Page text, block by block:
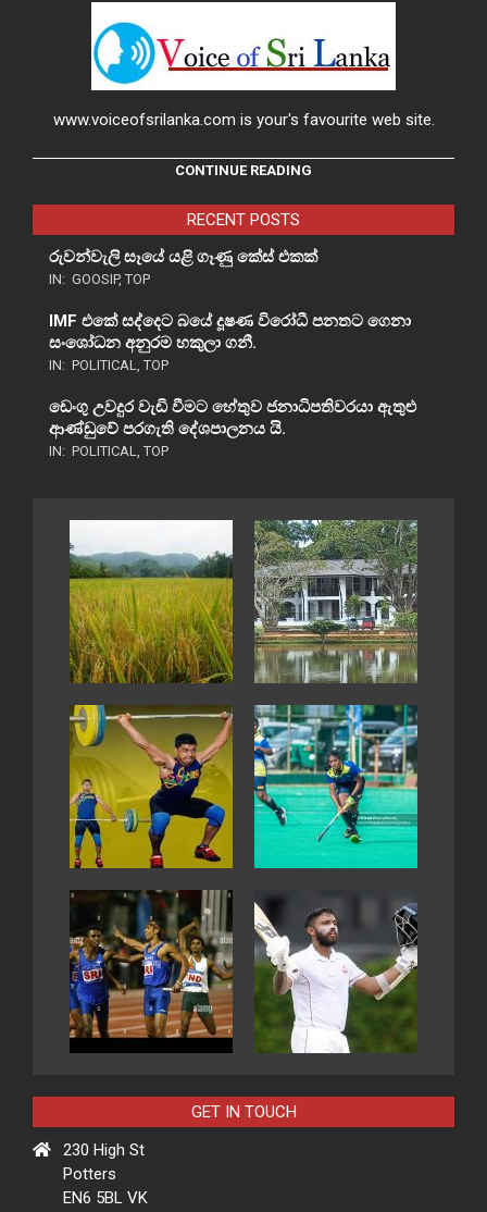
www.voiceofsrilanka.com is your's favourite web site.
CONTINUE READING
RECENT POSTS
රුවන්වැලි සෑයේ යළි ගෑණු කේස් එකක්
IN: GOOSIP, TOP
IMF එකේ සද්දෙට බයේ දූෂණ විරෝධී පනතට ගෙනා
සංශෝධන අනුරම හකුලා ගනී.
IN: POLITICAL, TOP
ඩෙංගු උවදුර වැඩි වීමට හේතුව ජනාධිපතිවරයා ඇතුළු
ආණ්ඩුවේ පරගැති දේශපාලනය යි.
IN: POLITICAL, TOP
GET IN TOUCH
230 High St
Potters
EN6 5BL VK